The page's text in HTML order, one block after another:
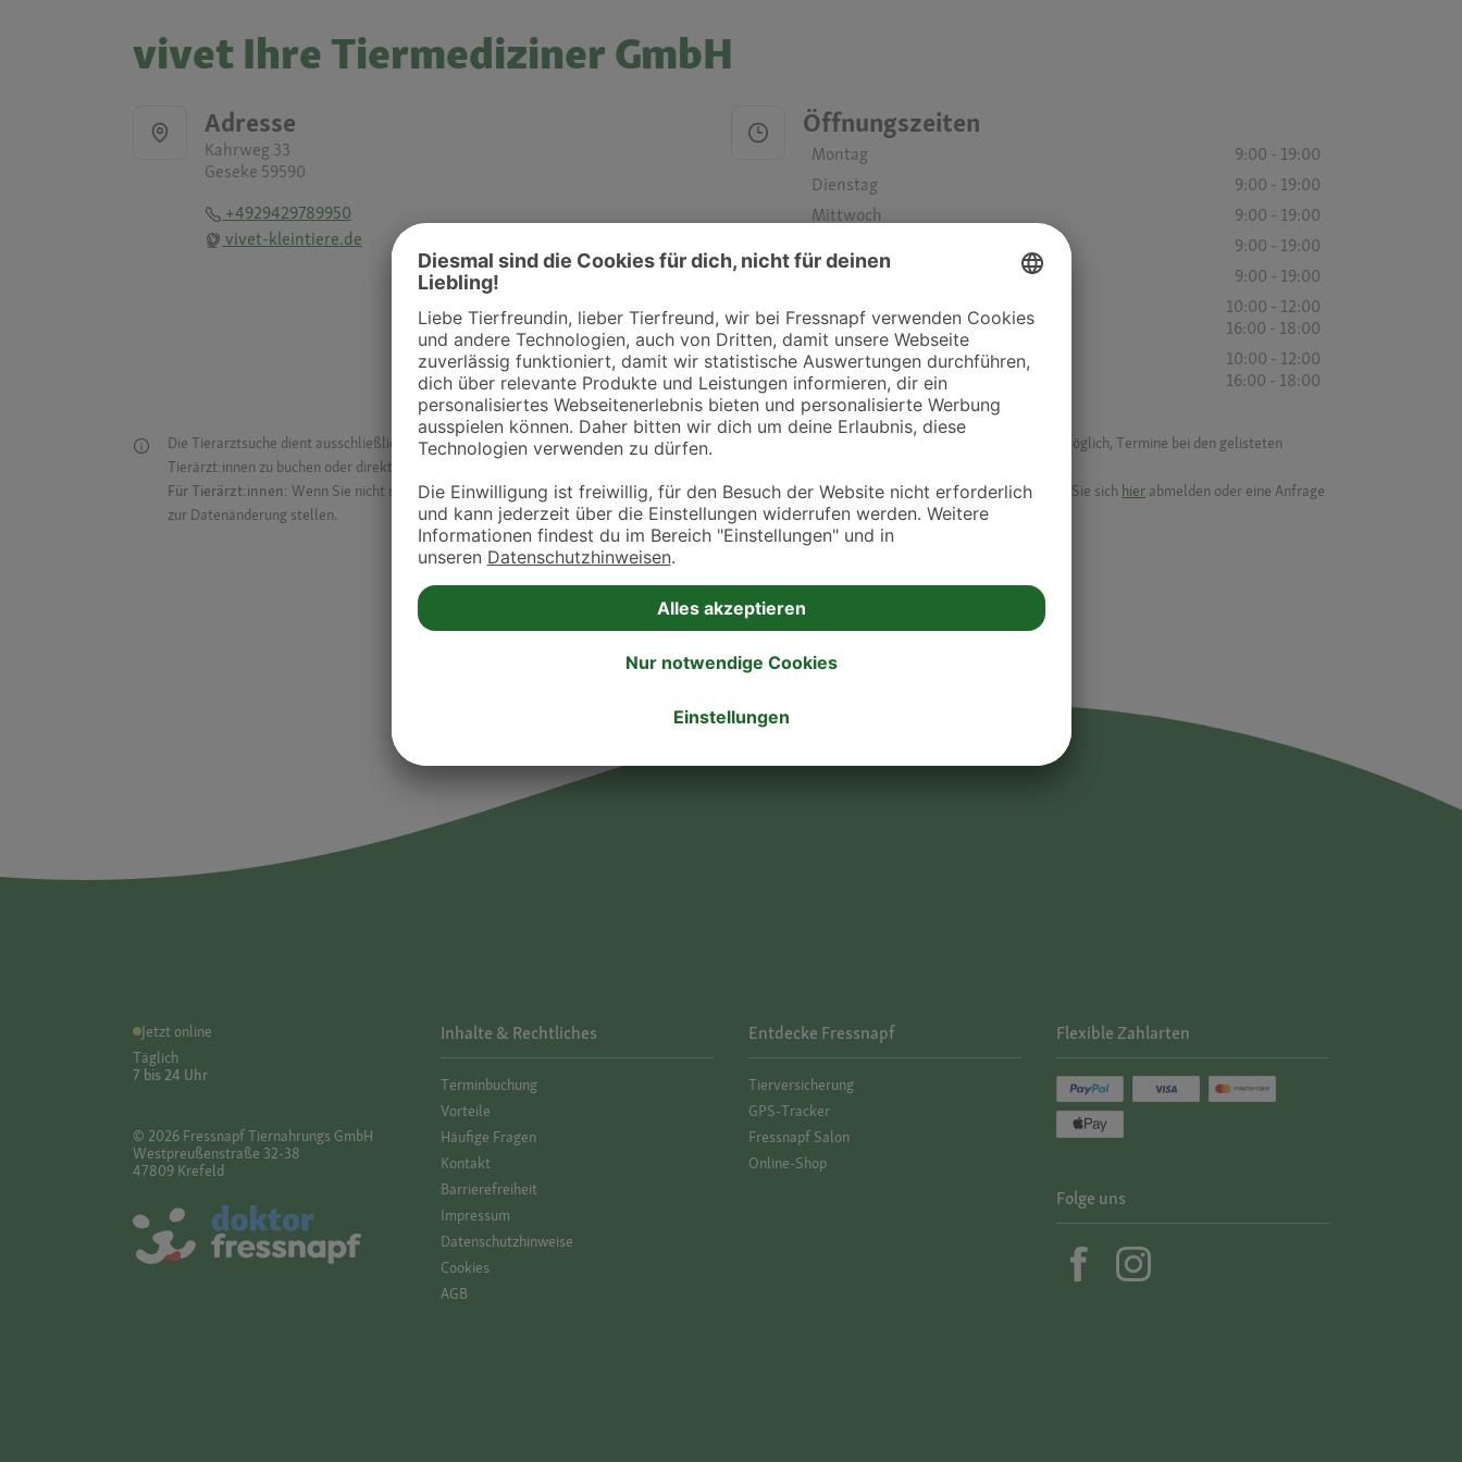
vivet Ihre Tiermediziner GmbH
Adresse
Kahrweg 33
Geseke 59590
+4929429789950
vivet-kleintiere.de
Öffnungszeiten
Montag
9:00 - 19:00
Dienstag
9:00 - 19:00
Mittwoch
9:00 - 19:00
9:00 - 19:00
Freitag
9:00 - 19:00
Samstag
10:00 - 12:00
16:00 - 18:00
Sonntag
10:00 - 12:00
16:00 - 18:00
Die Tierarztsuche dient ausschließlich dazu, Tierarztpraxen und Kliniken in deiner Nähe übersichtlich anzuzeigen. Über Dr. Fressnapf ist es nicht möglich, Termine bei den gelisteten
Tierärzt:innen zu buchen oder direkt mit ihnen in Kontakt zu treten. Bitte wende dich hierfür direkt an die jeweilige Praxis oder Klinik.
Für Tierärzt:innen: Wenn Sie nicht mehr auf der Dr. Fressnapf Tierarztsuche als Praxis gelistet werden oder Ihre Daten ändern möchten, können Sie sich hier abmelden oder eine Anfrage
zur Datenänderung stellen.
Jetzt online
Täglich
7 bis 24 Uhr
© 2026 Fressnapf Tiernahrungs GmbH
Westpreußenstraße 32-38
47809 Krefeld
Inhalte & Rechtliches
Termin­buchung
Vorteile
Häufige Fragen
Kontakt
Barrierefreiheit
Impressum
Datenschutz­hinweise
Cookies
AGB
Entdecke Fressnapf
Tierversicherung
GPS-Tracker
Fressnapf Salon
Online-Shop
Flexible Zahlarten
Folge uns